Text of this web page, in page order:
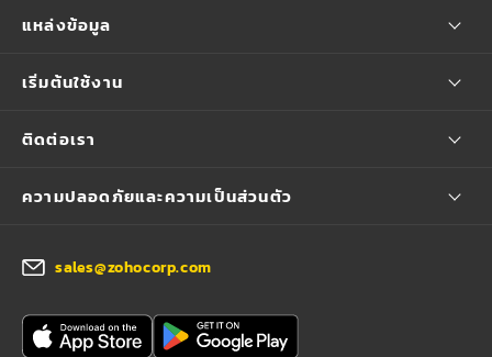
แหล่งข้อมูล
เริ่มต้นใช้งาน
ติดต่อเรา
ความปลอดภัยและความเป็นส่วนตัว
sales@zohocorp.com